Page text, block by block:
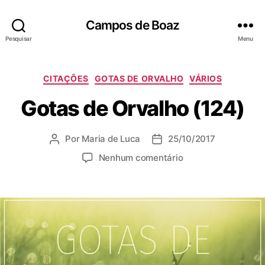
Pesquisar
Campos de Boaz
Menu
C
t
e
o
r
CITAÇÕES GOTAS DE ORVALHO VÁRIOS
Gotas de Orvalho (124)
A
d
p
o
Por Maria de Luca
D
e
l
25/10/2017
Nenhum comentárioe
o
s
d
e